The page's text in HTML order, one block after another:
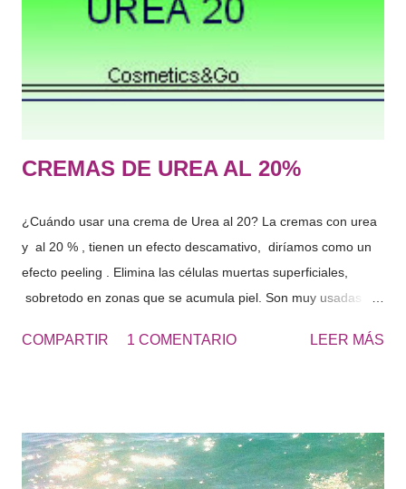
crema de manos, desmaquillante, rimel, labial, colorete,
intimo, serum facial, mascarilla, exfoliantes, colonia etc….
Hace tiempo os hab...
CREMAS DE UREA AL 20%
¿Cuándo usar una crema de Urea al 20? La cremas con urea
y al 20 % , tienen un efecto descamativo, diríamos como un
efecto peeling . Elimina las células muertas superficiales,
sobretodo en zonas que se acumula piel. Son muy usadas
pies... zonas ásperas de la piel. El resultado es una piel más
de durezas, que se producen con el roce de los zapatos.
“Obtendrás unos pies suaves todo el año y sin avergonzarte
COMPARTIR 1 COMENTARIO LEER MÁS